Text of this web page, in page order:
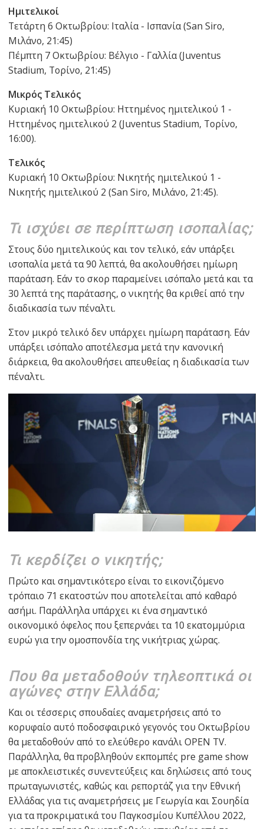
Ημιτελικοί
Τετάρτη 6 Οκτωβρίου: Ιταλία - Ισπανία (San Siro,
Μιλάνο, 21:45)
Πέμπτη 7 Οκτωβρίου: Βέλγιο - Γαλλία (Juventus
Stadium, Τορίνο, 21:45)
Μικρός Τελικός
Κυριακή 10 Οκτωβρίου: Ηττημένος ημιτελικού 1 -
Ηττημένος ημιτελικού 2 (Juventus Stadium, Τορίνο,
16:00).
Τελικός
Κυριακή 10 Οκτωβρίου: Νικητής ημιτελικού 1 -
Νικητής ημιτελικού 2 (San Siro, Μιλάνο, 21:45).
Τι ισχύει σε περίπτωση ισοπαλίας;
Στους δύο ημιτελικούς και τον τελικό, εάν υπάρξει
ισοπαλία μετά τα 90 λεπτά, θα ακολουθήσει ημίωρη
παράταση. Εάν το σκορ παραμείνει ισόπαλο μετά και τα
30 λεπτά της παράτασης, ο νικητής θα κριθεί από την
διαδικασία των πέναλτι.
Στον μικρό τελικό δεν υπάρχει ημίωρη παράταση. Εάν
υπάρξει ισόπαλο αποτέλεσμα μετά την κανονική
διάρκεια, θα ακολουθήσει απευθείας η διαδικασία των
πέναλτι.
Τι κερδίζει ο νικητής;
Πρώτo και σημαντικότερο είναι το εικονιζόμενο
τρόπαιο 71 εκατοστών που αποτελείται από καθαρό
ασήμι. Παράλληλα υπάρχει κι ένα σημαντικό
οικονομικό όφελος που ξεπερνάει τα 10 εκατομμύρια
ευρώ για την ομοσπονδία της νικήτριας χώρας.
Που θα μεταδοθούν τηλεοπτικά οι
αγώνες στην Ελλάδα;
Και οι τέσσερις σπουδαίες αναμετρήσεις από το
κορυφαίο αυτό ποδοσφαιρικό γεγονός του Οκτωβρίου
θα μεταδοθούν από το ελεύθερο κανάλι OPEN TV.
Παράλληλα, θα προβληθούν εκπομπές pre game show
με αποκλειστικές συνεντεύξεις και δηλώσεις από τους
πρωταγωνιστές, καθώς και ρεπορτάζ για την Εθνική
Ελλάδας για τις αναμετρήσεις με Γεωργία και Σουηδία
για τα προκριματικά του Παγκοσμίου Κυπέλλου 2022,